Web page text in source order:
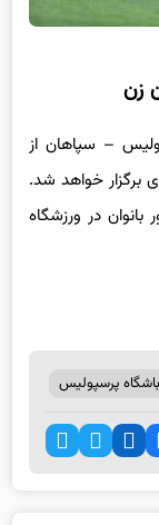
زن
– سپاهان از
ورزشگاه آزادی برگزار خواهد شد.
در ورزشگاه
باشگاه پرسپولیس